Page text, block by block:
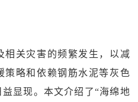
相关灾害的频繁发生，以减
策略和依赖钢筋水泥等灰色
显现。本文介绍了“海绵地